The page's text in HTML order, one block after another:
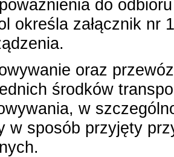
do odbioru
określa załącznik nr
oraz
środków
w
w sposób przyjęty